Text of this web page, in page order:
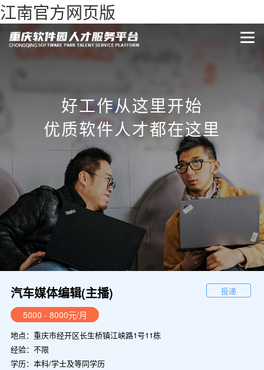
江南官方网页版
好工作从这里开始
优质软件人才都在这里
汽车媒体编辑(主播)
5000 - 8000元/月
地点：重庆市经开区长生桥镇江峡路1号11栋
经验：不限
学历：本科/学士及等同学历
投递